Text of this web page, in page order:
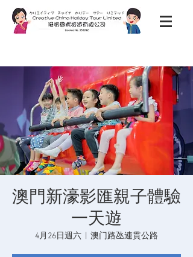
澳門新濠影匯親子體驗
一天遊
4月26日週六 澳门路氹連貫公路